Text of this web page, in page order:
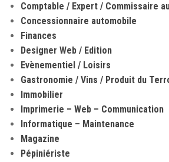
Comptable / Expert / Commissaire
Concessionnaire automobile
Finances
Designer Web / Edition
Evènementiel / Loisirs
Gastronomie / Vins / Produit du
Immobilier
Imprimerie – Web – Communication
Informatique – Maintenance
Magazine
Pépiniériste